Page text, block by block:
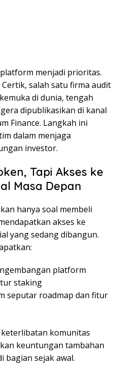
menjadi prioritas.
salah satu firma audit
di dunia, tengah
dipublikasikan di kanal
Finance. Langkah ini
dalam menjaga
investor.
Tapi Akses ke
Masa Depan
hanya soal membeli
akses ke
yang sedang dibangun.
platform
staking
seputar roadmap dan fitur
komunitas
keuntungan tambahan
bagian sejak awal.